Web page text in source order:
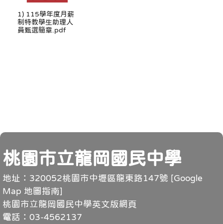
1) 115學年度月薪
制特教學生助理人
員甄選簡章.pdf
頁尾
桃園市立龍岡國民中學
地址：320052桃園市中壢區龍東路147號 [Google
Map 地圖指南]
桃園市立龍岡國民中學英文版網頁
電話：03-4562137